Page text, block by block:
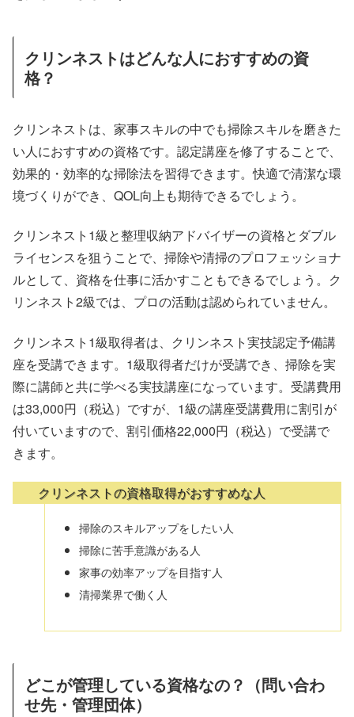
クリンネストはどんな人におすすめの資
格？
クリンネストは、家事スキルの中でも掃除スキルを磨きた
い人におすすめの資格です。認定講座を修了することで、
効果的・効率的な掃除法を習得できます。快適で清潔な環
境づくりができ、QOL向上も期待できるでしょう。
クリンネスト1級と整理収納アドバイザーの資格とダブル
ライセンスを狙うことで、掃除や清掃のプロフェッショナ
ルとして、資格を仕事に活かすこともできるでしょう。ク
リンネスト2級では、プロの活動は認められていません。
クリンネスト1級取得者は、クリンネスト実技認定予備講
座を受講できます。1級取得者だけが受講でき、掃除を実
際に講師と共に学べる実技講座になっています。受講費用
は33,000円（税込）ですが、1級の講座受講費用に割引が
付いていますので、割引価格22,000円（税込）で受講で
きます。
クリンネストの資格取得がおすすめな人
掃除のスキルアップをしたい人
掃除に苦手意識がある人
家事の効率アップを目指す人
清掃業界で働く人
どこが管理している資格なの？（問い合わ
せ先・管理団体）